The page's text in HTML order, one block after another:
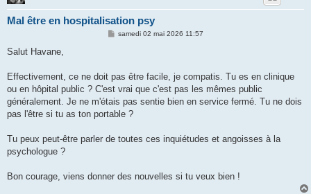
Mal être en hospitalisation psy
M
g
samedi 02 mai 2026 11:57
Salut Havane,
Effectivement, ce ne doit pas être facile, je compatis. Tu es en clinique
ou en hôpital public ? C'est vrai que c'est pas les mêmes public
généralement. Je ne m'étais pas sentie bien en service fermé. Tu ne dois
pas l'être si tu as ton portable ?
Tu peux peut-être parler de toutes ces inquiétudes et angoisses à la
psychologue ?
Bon courage, viens donner des nouvelles si tu veux bien !